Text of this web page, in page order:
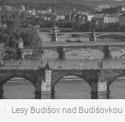
Lesy Budišov nad